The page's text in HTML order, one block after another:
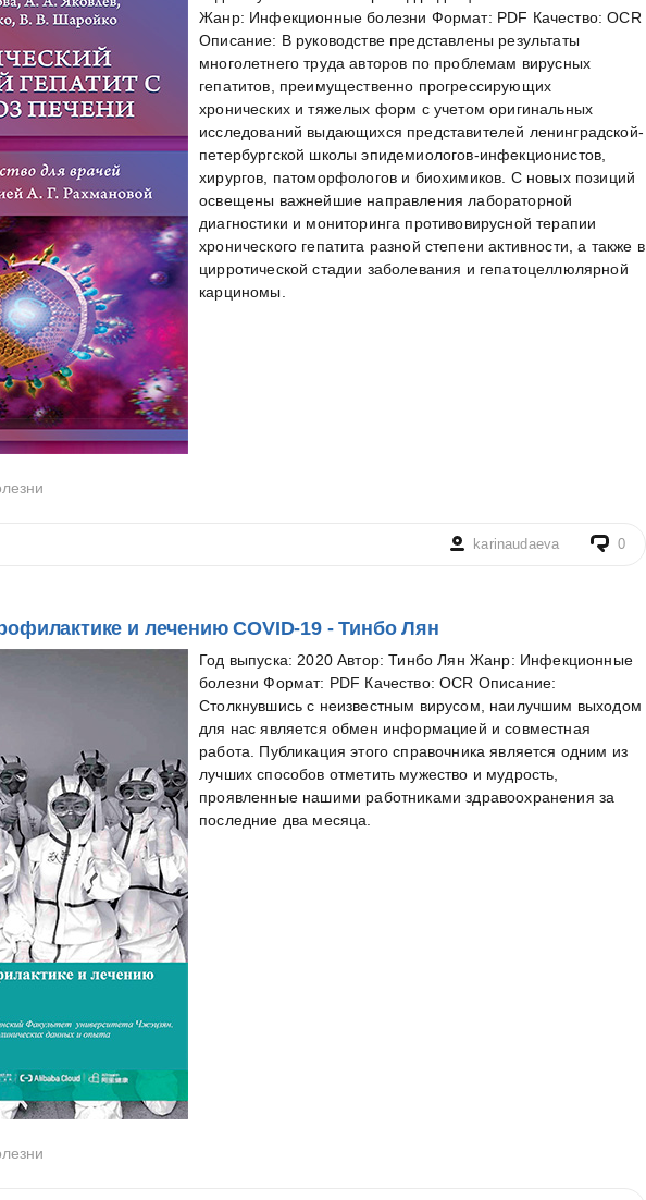
Жанр: Инфекционные болезни Формат: PDF Качество: OCR
Описание: В руководстве представлены результаты
многолетнего труда авторов по проблемам вирусных
гепатитов, преимущественно прогрессирующих
хронических и тяжелых форм с учетом оригинальных
исследований выдающихся представителей ленинградской-
петербургской школы эпидемиологов-инфекционистов,
хирургов, патоморфологов и биохимиков. С новых позиций
освещены важнейшие направления лабораторной
диагностики и мониторинга противовирусной терапии
хронического гепатита разной степени активности, а также в
цирротической стадии заболевания и гепатоцеллюлярной
карциномы.
karinaudaeva 0
и лечению COVID-19 - Тинбо Лян
Год выпуска: 2020 Автор: Тинбо Лян Жанр: Инфекционные
болезни Формат: PDF Качество: OCR Описание:
Столкнувшись с неизвестным вирусом, наилучшим выходом
для нас является обмен информацией и совместная
работа. Публикация этого справочника является одним из
лучших способов отметить мужество и мудрость,
проявленные нашими работниками здравоохранения за
последние два месяца.